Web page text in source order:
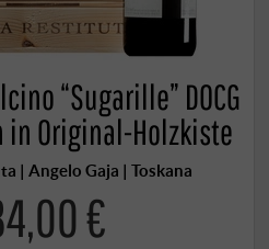
“Sugarille” DOCG
in Original-Holzkiste
| Angelo Gaja | Toskana
€